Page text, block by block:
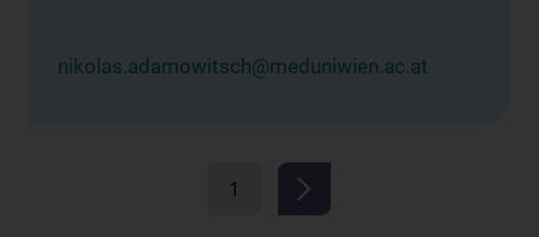
nikolas.adamowitsch@meduniwien.ac.at
1